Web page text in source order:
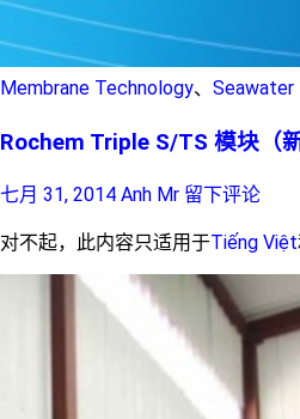
Membrane Technology、
Rochem Triple S/TS 模块（新
七月 31, 2014 Anh Mr 留下评论
对不起，此内容只适用于Tiếng Việt